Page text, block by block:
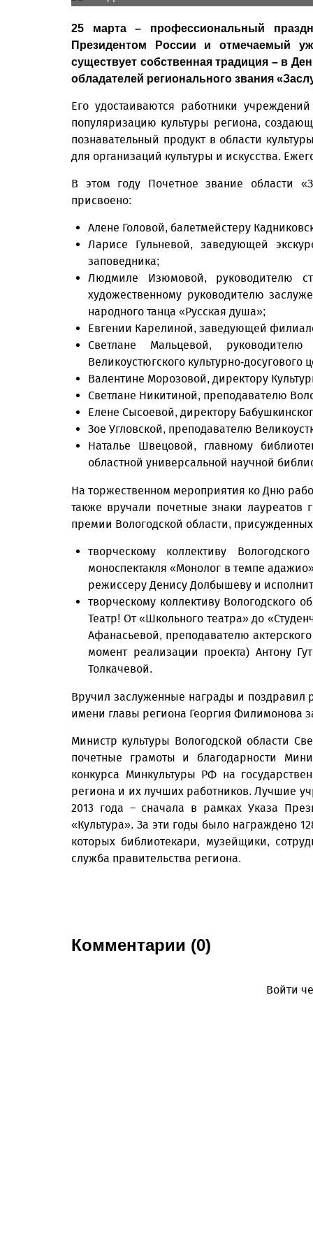
25 марта – профессиональный
Президентом России и отмечаемый
существует собственная традиция – в
обладателей регионального звания
Его удостаиваются работники
популяризацию культуры региона,
познавательный продукт в области
для организаций культуры и искусства.
В этом году Почетное звание области
присвоено:
Алене Головой, балетмейстеру
Ларисе Гульневой, заведующей
заповедника;
Людмиле Изюмовой, руководителю
художественному руководителю
народного танца «Русская душа»;
Евгении Карелиной, заведующей
Светлане Мальцевой, руководителю
Великоустюгского культурно-досугового
Валентине Морозовой, директору
Светлане Никитиной, преподавателю
Елене Сысоевой, директору
Зое Угловской, преподавателю
Наталье Швецовой, главному
областной универсальной научной
На торжественном мероприятия ко Дню
также вручали почетные знаки лауреатов
премии Вологодской области,
творческому коллективу
моноспектакля «Монолог в темпе
режиссеру Денису Долбышеву и
творческому коллективу Вологодского
Театр! От «Школьного театра» до
Афанасьевой, преподавателю
момент реализации проекта) Антону
Толкачевой.
Вручил заслуженные награды и поздравил
имени главы региона Георгия Филимонова
Министр культуры Вологодской области
почетные грамоты и благодарности
конкурса Минкультуры РФ на
региона и их лучших работников. Лучшие
2013 года – сначала в рамках Указа
«Культура». За эти годы было награждено
которых библиотекари, музейщики,
служба правительства региона.
Комментарии (0)
Войти